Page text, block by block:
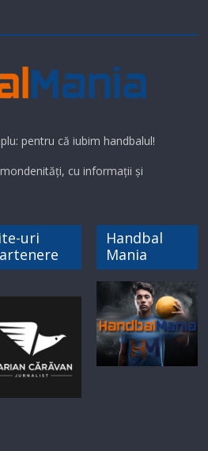
pentru că iubim handbalul!
cu informații și
uri
Handbal
Mania